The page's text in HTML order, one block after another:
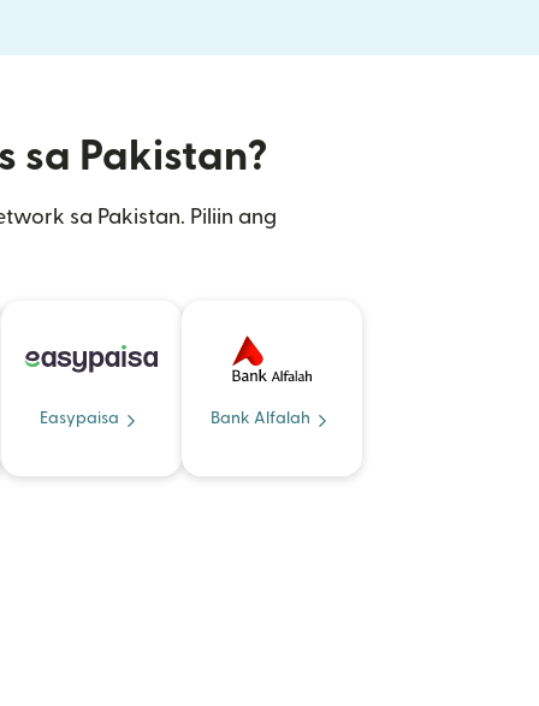
sa Pakistan?
sa Pakistan. Piliin ang
Easypaisa Bank Alfalah